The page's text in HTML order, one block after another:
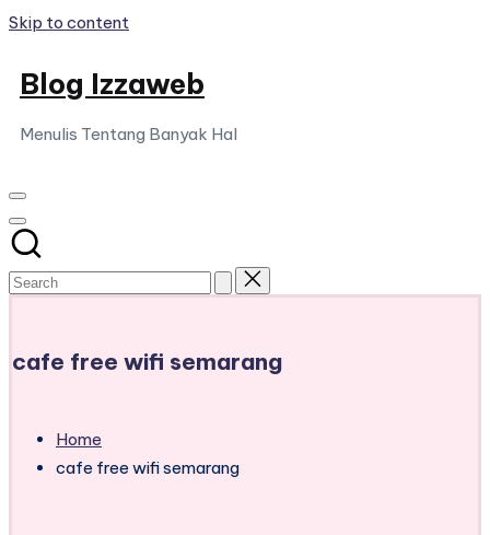
Skip to content
Blog Izzaweb
Menulis Tentang Banyak Hal
cafe free wifi semarang
Home
cafe free wifi semarang